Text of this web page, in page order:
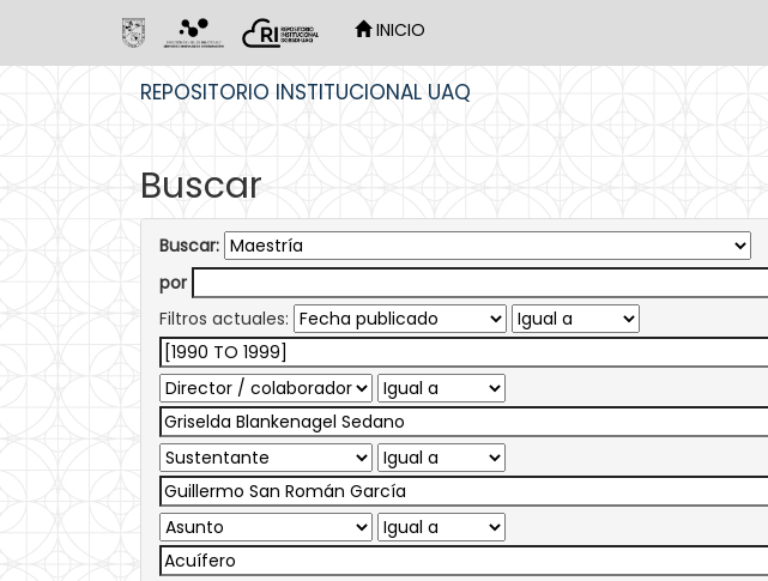
INICIO
REPOSITORIO INSTITUCIONAL UAQ
Buscar
Buscar:
por
Filtros actuales: